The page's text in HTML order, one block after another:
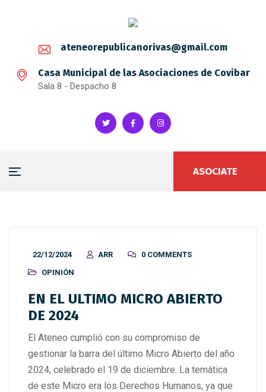
ateneorepublicanorivas@gmail.com
Casa Municipal de las Asociaciones de Covibar
Sala 8 - Despacho 8
ASOCIATE
22/12/2024 ARR
0 COMMENTS
OPINIÓN
EN EL ULTIMO MICRO ABIERTO
DE 2024
El Ateneo cumplió con su compromiso de
gestionar la barra del último Micro Abierto del año
2024, celebrado el 19 de diciembre. La temática
de este Micro era los Derechos Humanos, ya que